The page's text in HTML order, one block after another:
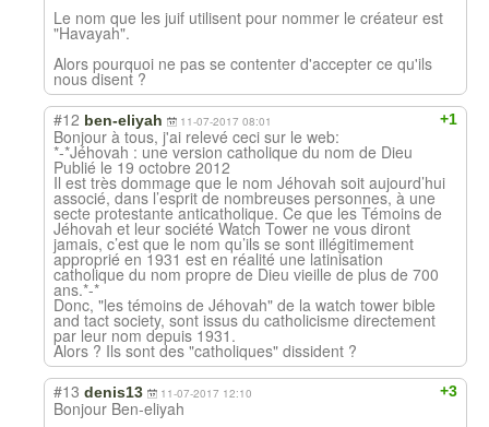
Le nom que les juif utilisent pour nommer le créateur est
"Havayah".
Alors pourquoi ne pas se contenter d'accepter ce qu'ils
nous disent ?
+1
#12 ben-eliyah 11-07-2017 08:01
Bonjour à tous, j'ai relevé ceci sur le web:
*-*Jéhovah : une version catholique du nom de Dieu
Publié le 19 octobre 2012
Il est très dommage que le nom Jéhovah soit aujourd’hui
associé, dans l’esprit de nombreuses personnes, à une
secte protestante anticatholique. Ce que les Témoins de
Jéhovah et leur société Watch Tower ne vous diront
jamais, c’est que le nom qu’ils se sont illégitimement
approprié en 1931 est en réalité une latinisation
catholique du nom propre de Dieu vieille de plus de 700
ans.*-*
Donc, "les témoins de Jéhovah" de la watch tower bible
and tact society, sont issus du catholicisme directement
par leur nom depuis 1931.
Alors ? Ils sont des "catholiques" dissident ?
+3
#13 denis13 11-07-2017 12:10
Bonjour Ben-eliyah